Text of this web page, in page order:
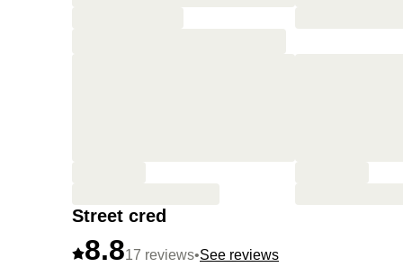
Street cred
8.817 reviews•See reviews